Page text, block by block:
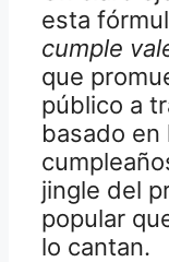
esta
cumple
que
público a
basado en
jingle del
popular
lo cantan.